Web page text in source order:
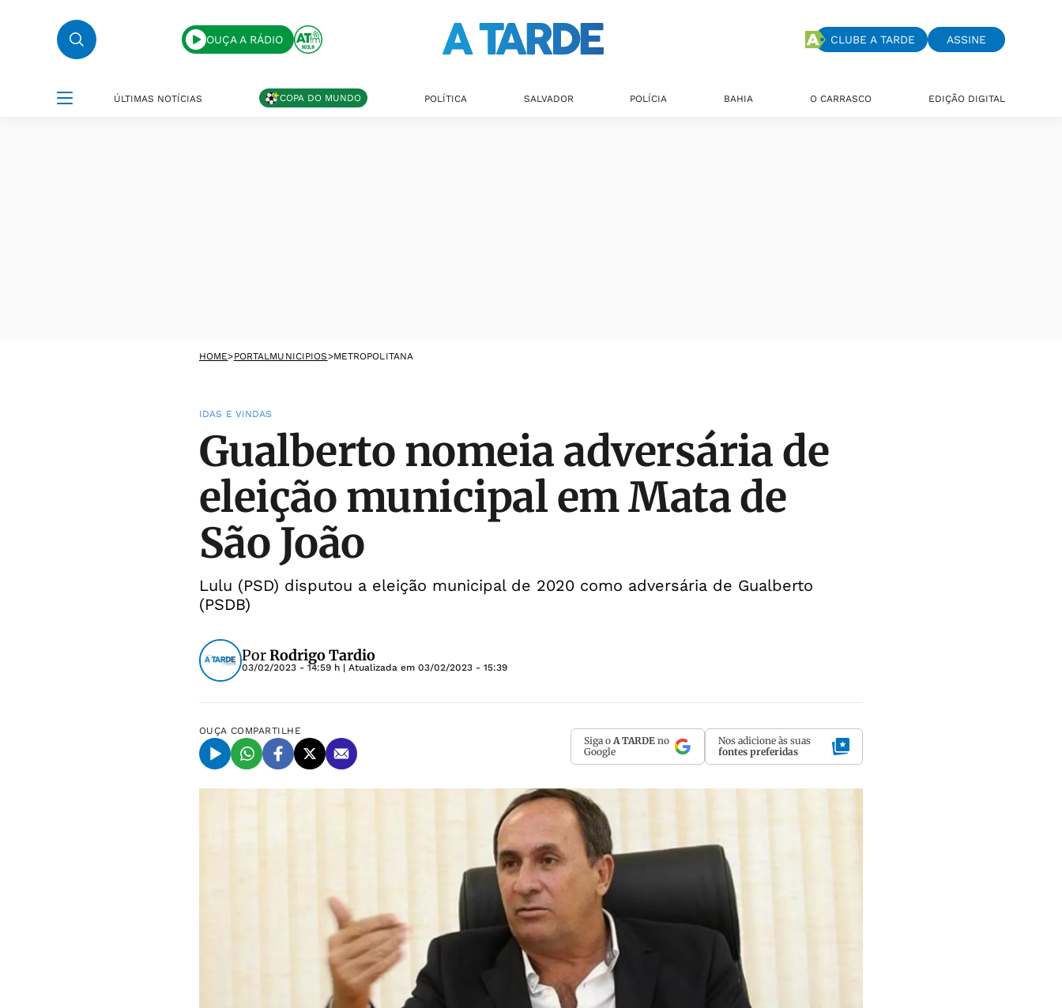
OUÇA A RÁDIO CLUBE A TARDE ASSINE
ÚLTIMAS NOTÍCIAS COPA DO MUNDO POLÍTICA SALVADOR POLÍCIA BAHIA O CARRASCO EDIÇÃO DIGITAL
HOME>PORTALMUNICIPIOS>METROPOLITANA
IDAS E VINDAS
Gualberto nomeia adversária de
eleição municipal em Mata de
São João
Lulu (PSD) disputou a eleição municipal de 2020 como adversária de Gualberto
(PSDB)
PorRodrigo Tardio
03/02/2023 - 14:59 h | Atualizada em 03/02/2023 - 15:39
OUÇA COMPARTILHE
Siga o A TARDE no
Google
Nos adicione às suas
fontes preferidas